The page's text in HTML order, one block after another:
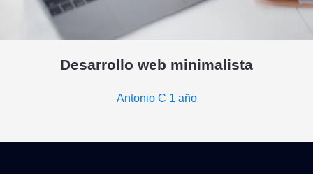
Desarrollo web minimalista
Antonio C 1 año